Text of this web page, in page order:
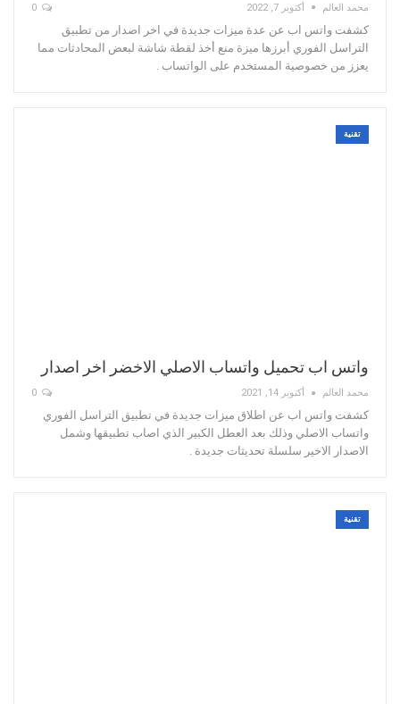
محمد العالم أكتوبر 7, 2022
كشفت واتس اب عن عدة ميزات جديدة في اخر اصدار من تطبيق
التراسل الفوري أبرزها ميزة منع أخذ لقطة شاشة لبعض المحادثات مما
يعزز من خصوصية المستخدم على الواتساب .
تقنية
واتس اب تحميل واتساب الاصلي الاخضر اخر اصدار
محمد العالم أكتوبر 14, 2021
كشفت واتس اب عن اطلاق ميزات جديدة في تطبيق التراسل الفوري
واتساب الاصلي وذلك بعد العطل الكبير الذي اصاب تطبيقها وشمل
الاصدار الاخير سلسلة تحديثات جديدة .
تقنية